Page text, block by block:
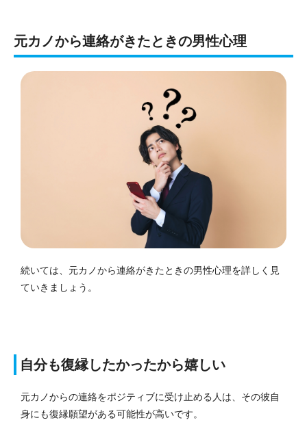
元カノから連絡がきたときの男性心理
続いては、元カノから連絡がきたときの男性心理を詳しく見
ていきましょう。
自分も復縁したかったから嬉しい
元カノからの連絡をポジティブに受け止める人は、その彼自
身にも復縁願望がある可能性が高いです。